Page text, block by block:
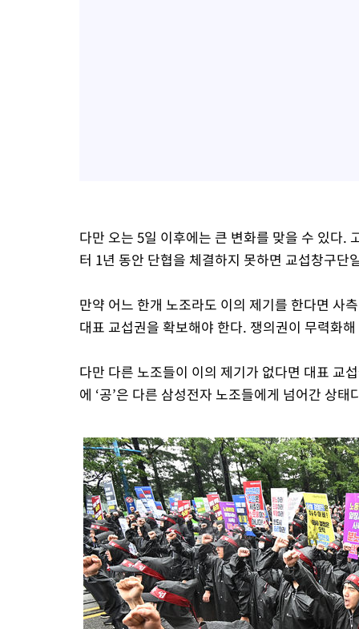
다만 오는 5일 이후에는 큰 변화를 맞을 수 있다.
터 1년 동안 단협을 체결하지 못하면 교섭창구
만약 어느 한개 노조라도 이의 제기를 한다면 사
대표 교섭권을 확보해야 한다. 쟁의권이 무력화
다만 다른 노조들이 이의 제기가 없다면 대표 교
에 ‘공’은 다른 삼성전자 노조들에게 넘어간 상태